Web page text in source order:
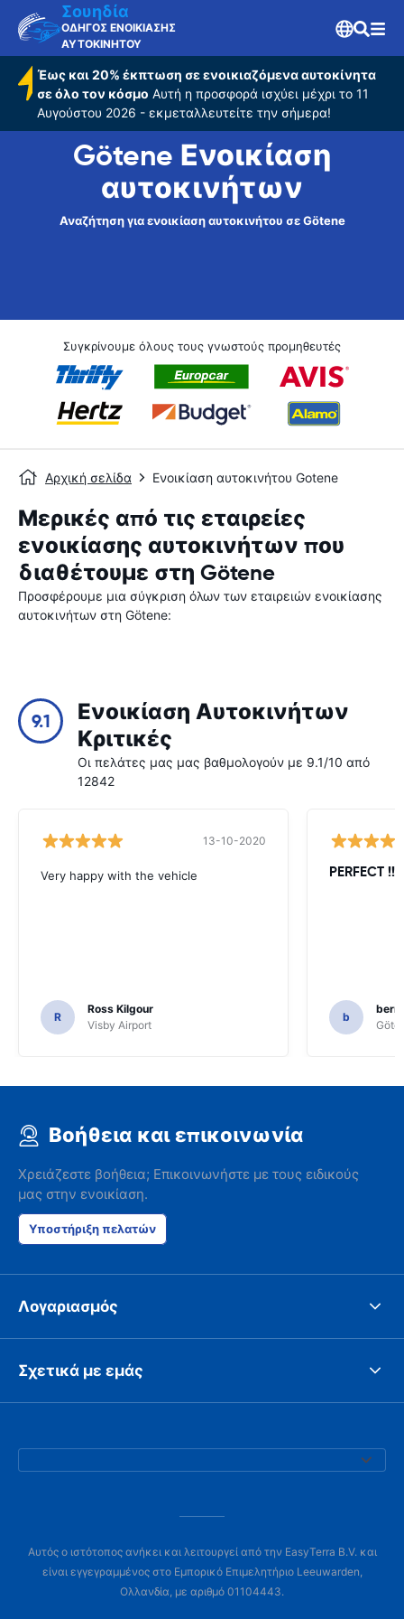
Σουηδία
ΟΔΗΓΟΣ ΕΝΟΙΚΙΑΣΗΣ
ΑΥΤΟΚΙΝΗΤΟΥ
Έως και 20% έκπτωση σε ενοικιαζόμενα αυτοκίνητα
σε όλο τον κόσμο Αυτή η προσφορά ισχύει μέχρι το 11
Αυγούστου 2026 - εκμεταλλευτείτε την σήμερα!
Götene Ενοικίαση
αυτοκινήτων
Αναζήτηση για ενοικίαση αυτοκινήτου σε Götene
Συγκρίνουμε όλους τους γνωστούς προμηθευτές
Αρχική σελίδα Ενοικίαση αυτοκινήτου Gotene
Μερικές από τις εταιρείες
ενοικίασης αυτοκινήτων που
διαθέτουμε στη Götene
Προσφέρουμε μια σύγκριση όλων των εταιρειών ενοικίασης
αυτοκινήτων στη Götene:
9.1
Ενοικίαση Αυτοκινήτων
Κριτικές
Οι πελάτες μας μας βαθμολογούν με 9.1/10 από
12842
13-10-2020
Very happy with the vehicle
R
Ross Kilgour
Visby Airport
PERFECT
b
Βοήθεια και επικοινωνία
Χρειάζεστε βοήθεια; Επικοινωνήστε με τους ειδικούς
μας στην ενοικίαση.
Υποστήριξη πελατών
Λογαριασμός
Σχετικά με εμάς
Αυτός ο ιστότοπος ανήκει και λειτουργεί από την EasyTerra B.V. και
είναι εγγεγραμμένος στο Εμπορικό Επιμελητήριο Leeuwarden,
Ολλανδία, με αριθμό 01104443.